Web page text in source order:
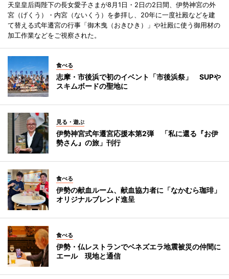
天皇皇后両陛下の長女愛子さまが8月1日・2日の2日間、伊勢神宮の外
宮（げくう）・内宮（ないくう）を参拝し、20年に一度社殿などを建
て替える式年遷宮の行事「御木曳（おきひき）」や社殿に使う御用材の
加工作業などをご視察された。
食べる
志摩・市後浜で初のイベント「市後浜祭」 SUPや
スキムボードの聖地に
見る・遊ぶ
伊勢神宮式年遷宮応援本第2弾 「私に還る『お伊
勢さん』の旅」刊行
食べる
伊勢の献血ルーム、献血協力者に「なかむら珈琲」
オリジナルブレンド進呈
食べる
伊勢・仏レストランでベネズエラ地震被災の仲間に
エール 現地と通信